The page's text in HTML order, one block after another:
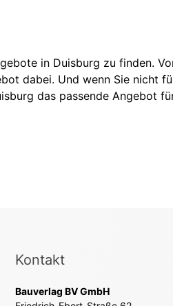
in Duisburg zu finden.
dabei. Und wenn Sie nicht
das passende Angebot
Kontakt
Bauverlag BV GmbH